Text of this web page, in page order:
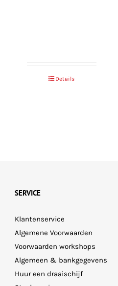
Details
SERVICE
Klantenservice
Algemene Voorwaarden
Voorwaarden workshops
Algemeen & bankgegevens
Huur een draaischijf